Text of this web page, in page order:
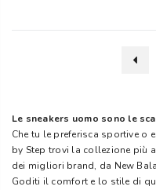
Le sneakers uomo sono le
Che tu le preferisca sportive o
by Step trovi la collezione più
dei migliori brand, da New
Goditi il comfort e lo stile di